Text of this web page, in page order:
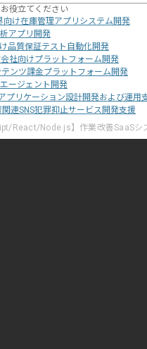
役立てください
向け在庫管理アプリシステム開発
アプリ開発
品質保証テスト自動化開発
社向けプラットフォーム開発
ンツ課金プラットフォーム開発
ージェント開発
プリケーション設計開発および運用
連SNS犯罪抑止サービス開発支援
React/Node.js】作業改善SaaSシ